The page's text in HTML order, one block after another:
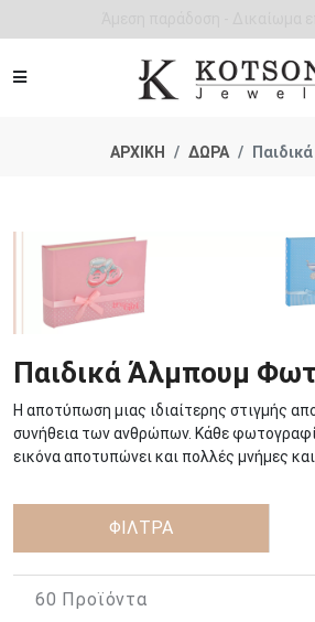
ΑΡΧΙΚΗ ΔΩΡΑ
Παιδικά Άλμπουμ
Η αποτύπωση μιας ιδιαίτερης στιγμής
συνήθεια των ανθρώπων. Κάθε
εικόνα αποτυπώνει και πολλές μνήμες
συναισθήματα. Όταν αυτές αφορούν τα
ακόμη πιο ιδιαίτερη συναισθηματική και
πέρασμα του χρόνου γίνεται ολοένα και
εχθρός της είναι ένας! Η φθορά του χρόνου.
ΚΟΣΜΗΜΑ ΚΟΤΣΩΝΗΣ
ΦΙΛΤΡΑ